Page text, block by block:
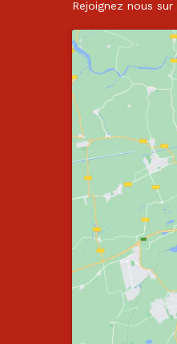
Rejoignez nous sur